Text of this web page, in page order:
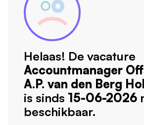
Helaas! De vacature
Accountmanager
A.P. van den Berg
is sinds 15-06-2026
beschikbaar.